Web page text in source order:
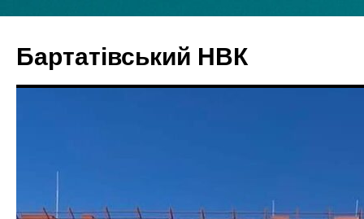
Бартатівський НВК